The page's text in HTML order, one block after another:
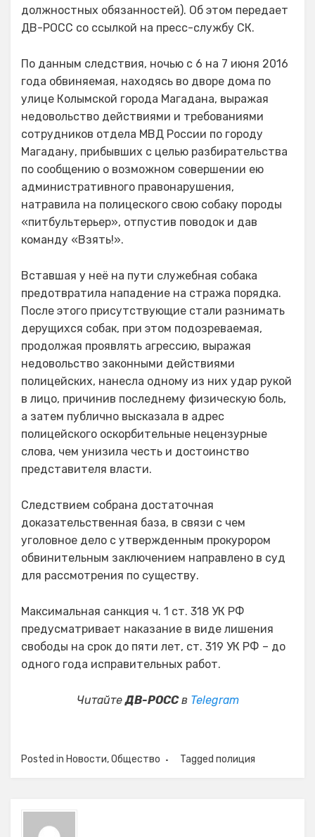
должностных обязанностей). Об этом передает
ДВ-РОСС со ссылкой на пресс-службу СК.
По данным следствия, ночью с 6 на 7 июня 2016
года обвиняемая, находясь во дворе дома по
улице Колымской города Магадана, выражая
недовольство действиями и требованиями
сотрудников отдела МВД России по городу
Магадану, прибывших с целью разбирательства
по сообщению о возможном совершении ею
административного правонарушения,
натравила на полицеского свою собаку породы
«питбультерьер», отпустив поводок и дав
команду «Взять!».
Вставшая у неё на пути служебная собака
предотвратила нападение на стража порядка.
После этого присутствующие стали разнимать
дерущихся собак, при этом подозреваемая,
продолжая проявлять агрессию, выражая
недовольство законными действиями
полицейских, нанесла одному из них удар рукой
в лицо, причинив последнему физическую боль,
а затем публично высказала в адрес
полицейского оскорбительные нецензурные
слова, чем унизила честь и достоинство
представителя власти.
Следствием собрана достаточная
доказательственная база, в связи с чем
уголовное дело с утвержденным прокурором
обвинительным заключением направлено в суд
для рассмотрения по существу.
Максимальная санкция ч. 1 ст. 318 УК РФ
предусматривает наказание в виде лишения
свободы на срок до пяти лет, ст. 319 УК РФ – до
одного года исправительных работ.
ЧитайтеДВ-РОССв Telegram
Posted in Новости,Общество Tagged полиция